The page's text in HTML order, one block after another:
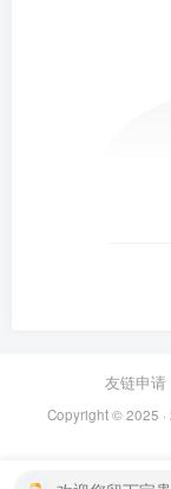
友链申请
Copyright © 2025 ·